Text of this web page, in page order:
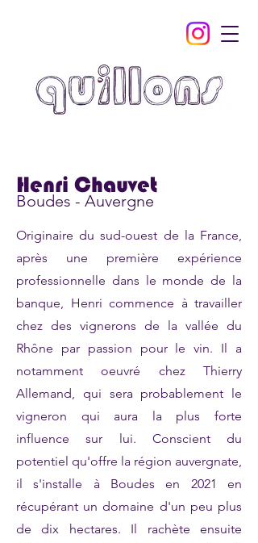
Henri Chauvet
Boudes - Auvergne
Originaire du sud-ouest de la France,
après une première expérience
professionnelle dans le monde de la
banque, Henri commence à travailler
chez des vignerons de la vallée du
Rhône par passion pour le vin. Il a
notamment oeuvré chez Thierry
Allemand, qui sera probablement le
vigneron qui aura la plus forte
influence sur lui. Conscient du
potentiel qu'offre la région auvergnate,
il s'installe à Boudes en 2021 en
récupérant un domaine d'un peu plus
de dix hectares. Il rachète ensuite